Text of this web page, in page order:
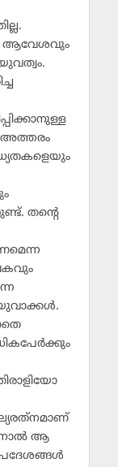
ആവേശവും
അത്തരം
തന്റെ
ആ